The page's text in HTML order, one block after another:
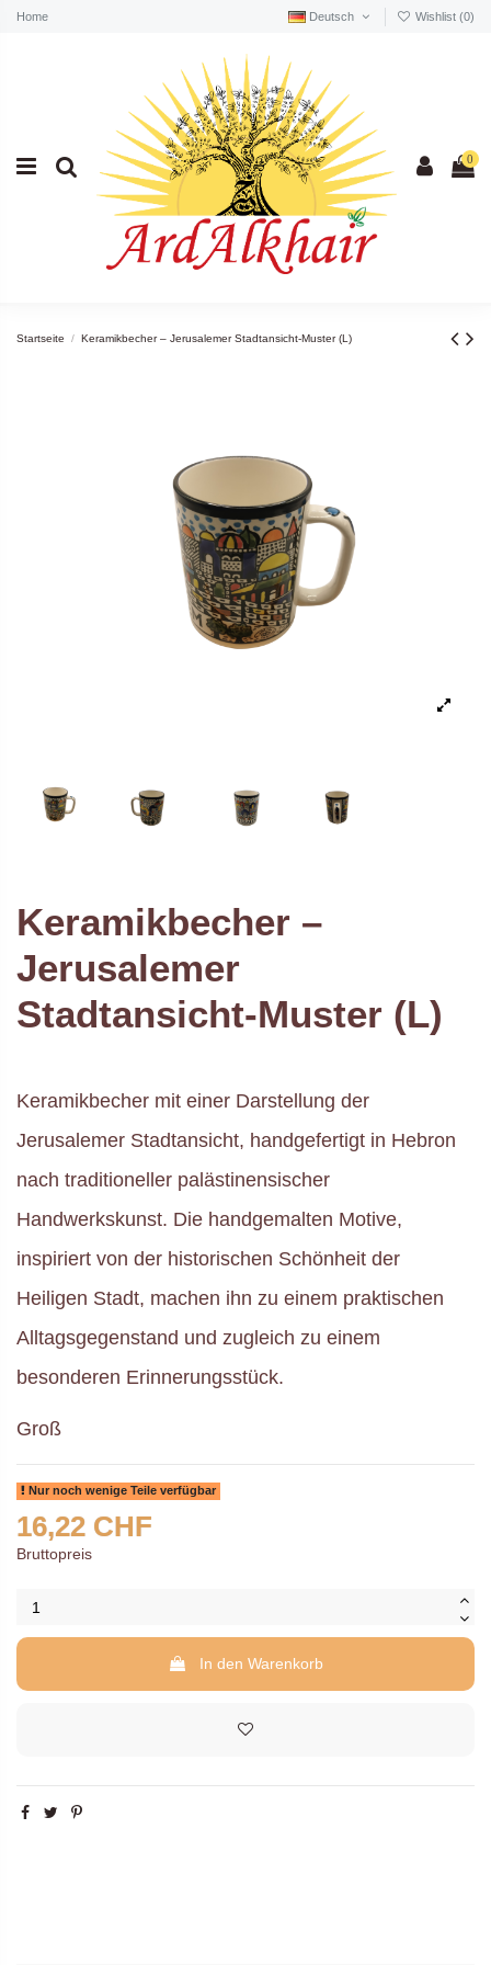
Home Deutsch Wishlist (0)
0
Startseite Keramikbecher – Jerusalemer Stadtansicht-Muster (L)
Keramikbecher –
Jerusalemer
Stadtansicht-Muster (L)
Keramikbecher mit einer Darstellung der
Jerusalemer Stadtansicht, handgefertigt in Hebron
nach traditioneller palästinensischer
Handwerkskunst. Die handgemalten Motive,
inspiriert von der historischen Schönheit der
Heiligen Stadt, machen ihn zu einem praktischen
Alltagsgegenstand und zugleich zu einem
besonderen Erinnerungsstück.
Groß
Nur noch wenige Teile verfügbar
16,22 CHF
Bruttopreis
In den Warenkorb